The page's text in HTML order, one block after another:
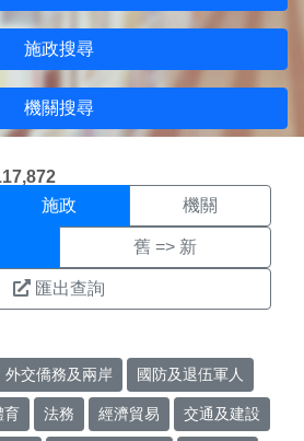
施政搜尋
機關搜尋
果頁面
施政 機關
舊 => 新
匯出查詢
外交僑務及兩岸 國防及退伍軍人
育 法務 經濟貿易 交通及建設